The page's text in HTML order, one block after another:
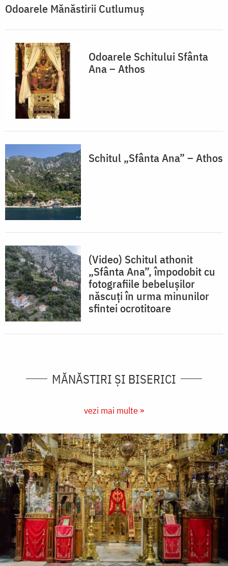
Odoarele Mănăstirii Cutlumuș
Odoarele Schitului Sfânta
Ana – Athos
Schitul „Sfânta Ana” – Athos
(Video) Schitul athonit
„Sfânta Ana”, împodobit cu
fotografiile bebelușilor
născuți în urma minunilor
sfintei ocrotitoare
MĂNĂSTIRI ȘI BISERICI
vezi mai multe »